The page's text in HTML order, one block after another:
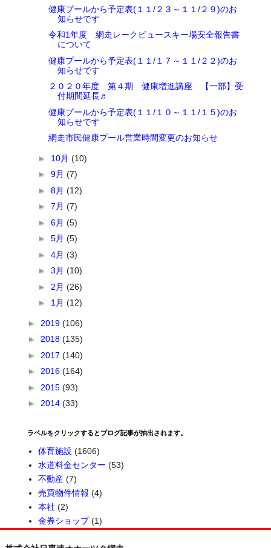
健康プールから予定表(１１/２３～１１/２９)のお
知らせです
令和1年度 網走レークビュースキー場安全報告書
について
健康プールから予定表(１１/１７～１１/２２)のお
知らせです
２０２０年度 第４期 健康増進講座 【一部】受
付期間延長♬
健康プールから予定表(１１/１０～１１/１５)のお
知らせです
網走市民健康プール営業時間変更のお知らせ
► 10月(10)
►9月(7)
►8月(12)
►7月(7)
►6月(5)
►5月(5)
►4月(3)
►3月(10)
► 2月(26)
► 1月(12)
► 2019(106)
►2018(135)
► 2017(140)
►2016(164)
► 2015(93)
►2014(33)
ラベルをクリックするとブログ記事が抽出されます。
体育施設 (1606)
水道料金センター (53)
不動産 (7)
売買物件情報 (4)
本社 (2)
金券ショップ (1)